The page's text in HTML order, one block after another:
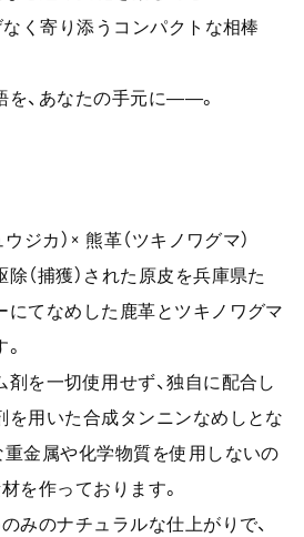
く寄り添うコンパクトな相棒
を、あなたの手元に——。
ジカ）× 熊革（ツキノワグマ）
（捕獲）された原皮を兵庫県た
にてなめした鹿革とツキノワグマ
を一切使用せず、独自に配合し
を用いた合成タンニンなめしとな
重金属や化学物質を使用しないの
を作っております。
みのナチュラルな仕上がりで、